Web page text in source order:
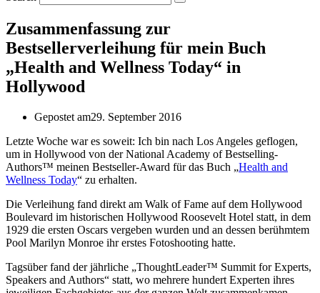
Zusammenfassung zur
Bestsellerverleihung für mein Buch
„Health and Wellness Today“ in
Hollywood
Gepostet am29. September 2016
Letzte Woche war es soweit: Ich bin nach Los Angeles geflogen,
um in Hollywood von der National Academy of Bestselling-
Authors™ meinen Bestseller-Award für das Buch „Health and
Wellness Today“ zu erhalten.
Die Verleihung fand direkt am Walk of Fame auf dem Hollywood
Boulevard im historischen Hollywood Roosevelt Hotel statt, in dem
1929 die ersten Oscars vergeben wurden und an dessen berühmtem
Pool Marilyn Monroe ihr erstes Fotoshooting hatte.
Tagsüber fand der jährliche „ThoughtLeader™ Summit for Experts,
Speakers and Authors“ statt, wo mehrere hundert Experten ihres